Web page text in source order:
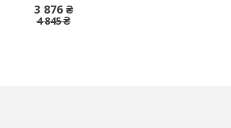
3 876 ₴
4 845 ₴